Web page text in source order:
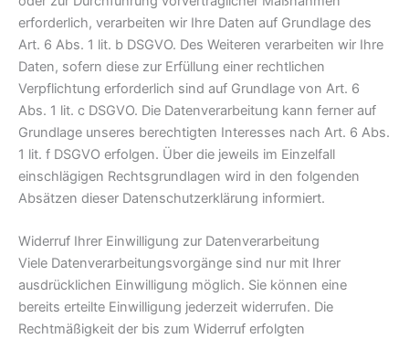
erforderlich, verarbeiten wir Ihre Daten auf Grundlage des
Art. 6 Abs. 1 lit. b DSGVO. Des Weiteren verarbeiten wir Ihre
Daten, sofern diese zur Erfüllung einer rechtlichen
Verpflichtung erforderlich sind auf Grundlage von Art. 6
Abs. 1 lit. c DSGVO. Die Datenverarbeitung kann ferner auf
Grundlage unseres berechtigten Interesses nach Art. 6 Abs.
1 lit. f DSGVO erfolgen. Über die jeweils im Einzelfall
einschlägigen Rechtsgrundlagen wird in den folgenden
Absätzen dieser Datenschutzerklärung informiert.
Widerruf Ihrer Einwilligung zur Datenverarbeitung
Viele Datenverarbeitungsvorgänge sind nur mit Ihrer
ausdrücklichen Einwilligung möglich. Sie können eine
bereits erteilte Einwilligung jederzeit widerrufen. Die
Rechtmäßigkeit der bis zum Widerruf erfolgten